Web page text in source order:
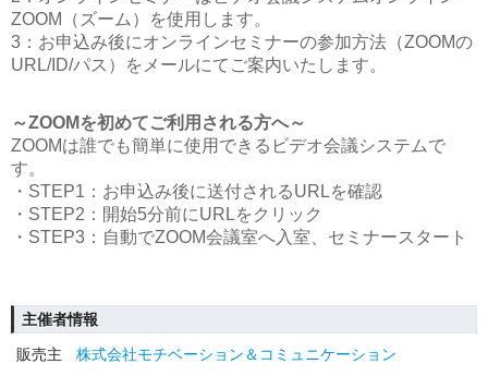
ZOOM（ズーム）を使用します。
3：お申込み後にオンラインセミナーの参加方法（ZOOMの
URL/ID/パス）をメールにてご案内いたします。
～ZOOMを初めてご利用される方へ～
ZOOMは誰でも簡単に使用できるビデオ会議システムで
す。
・STEP1：お申込み後に送付されるURLを確認
・STEP2：開始5分前にURLをクリック
・STEP3：自動でZOOM会議室へ入室、セミナースタート
主催者情報
販売主
株式会社モチベーション＆コミュニケーション